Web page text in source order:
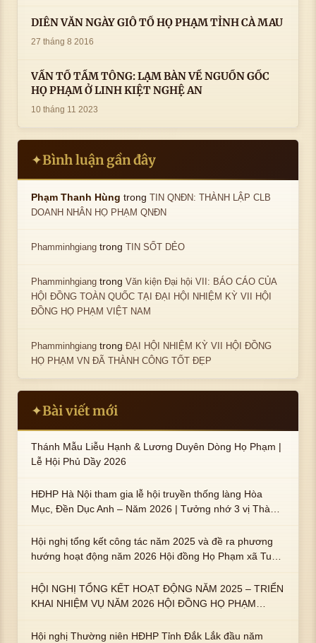
DIỄN VĂN NGÀY GIỖ TỔ HỌ PHẠM TỈNH CÀ MAU
27 tháng 8 2016
VẤN TỔ TẦM TÔNG: LẠM BÀN VỀ NGUỒN GỐC
HỌ PHẠM Ở LINH KIỆT NGHỆ AN
10 tháng 11 2023
✦Bình luận gần đây
Phạm Thanh Hùng trongTIN QNĐN: THÀNH LẬP CLB
DOANH NHÂN HỌ PHẠM QNĐN
Phamminhgiang trongTIN SỐT DẺO
Phamminhgiang trongVăn kiện Đại hội VII: BÁO CÁO CỦA
HỘI ĐỒNG TOÀN QUỐC TẠI ĐẠI HỘI NHIỆM KỲ VII HỘI
ĐỒNG HỌ PHẠM VIỆT NAM
Phamminhgiang trongĐẠI HỘI NHIỆM KỲ VII HỘI ĐỒNG
HỌ PHẠM VN ĐÃ THÀNH CÔNG TỐT ĐẸP
✦Bài viết mới
Thánh Mẫu Liễu Hạnh & Lương Duyên Dòng Họ Phạm |
Lễ Hội Phủ Dầy 2026
HĐHP Hà Nội tham gia lễ hội truyền thống làng Hòa
Mục, Đền Dục Anh – Năm 2026 | Tưởng nhớ 3 vị Thành
trai : ngài Phạm Huy, Phạm Miện
Hội nghị tổng kết công tác năm 2025 và đề ra phương
hướng hoạt động năm 2026 Hội đồng Họ Phạm xã Tuy
HỘI NGHỊ TỔNG KẾT HOẠT ĐỘNG NĂM 2025 – TRIỂN
KHAI NHIỆM VỤ NĂM 2026 HỘI ĐỒNG HỌ PHẠM
Hội nghị Thường niên HĐHP Tỉnh Đắk Lắk đầu năm